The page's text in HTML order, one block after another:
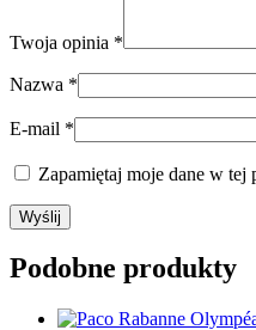
Twoja opinia *
Nazwa *
E-mail *
Zapamiętaj moje dane w tej
Podobne produkty